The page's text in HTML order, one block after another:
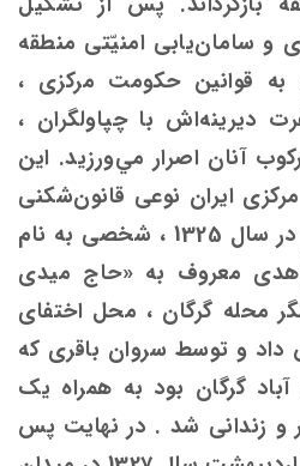
و سامان‌یابی امنیّتی منطقه
به قوانین حکومت مرکزی ،
دیرینه‌اش با چپاولگران ،
آنان اصرار مي‌ورزید. این
ایران نوعی قانون‌شکنی
قلمداد گرديد . سرانجام در سال 1325 ، شخصی به نام
معروف به «حاج میدی
محله گرگان ، محل اختفای
داد و توسط سروان باقری که
گرگان بود به همراه یک
و زندانی شد . در نهایت پس